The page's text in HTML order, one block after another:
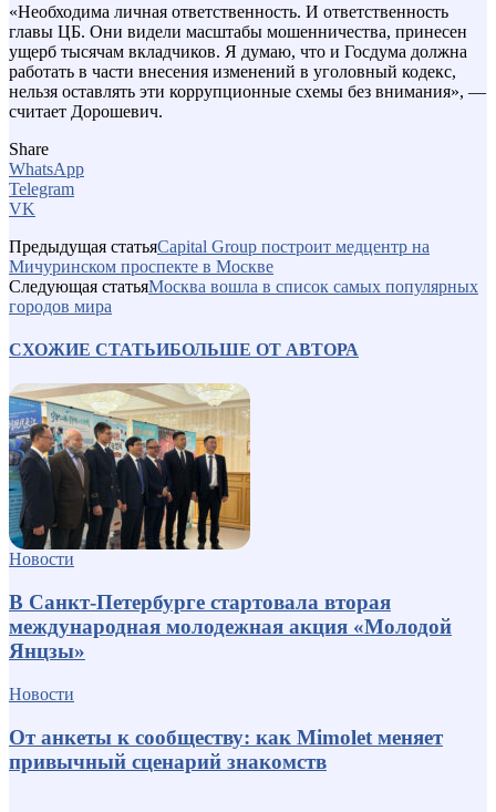
«Необходима личная ответственность. И ответственность
главы ЦБ. Они видели масштабы мошенничества, принесен
ущерб тысячам вкладчиков. Я думаю, что и Госдума должна
работать в части внесения изменений в уголовный кодекс,
нельзя оставлять эти коррупционные схемы без внимания», —
считает Дорошевич.
Share
WhatsApp
Telegram
VK
Предыдущая статьяCapital Group построит медцентр на
Мичуринском проспекте в Москве
Следующая статьяМосква вошла в список самых популярных
городов мира
СХОЖИЕ СТАТЬИБОЛЬШЕ ОТ АВТОРА
Новости
В Санкт-Петербурге стартовала вторая
международная молодежная акция «Молодой
Янцзы»
Новости
От анкеты к сообществу: как Mimolet меняет
привычный сценарий знакомств